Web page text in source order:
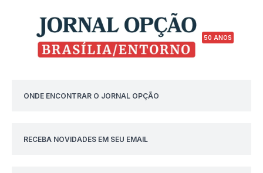
50 ANOS
ONDE ENCONTRAR O JORNAL OPÇÃO
RECEBA NOVIDADES EM SEU EMAIL